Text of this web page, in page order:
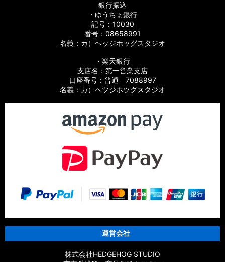
銀行振込
・ゆうちょ銀行
記号：10030
番号：08658991
名義：カ）ヘッジホッグスタジオ
・楽天銀行
支店名：第一営業支店
口座番号：普通 7088997
名義：カ）ヘツジホツグスタジオ
運営会社
株式会社HEDGEHOG STUDIO